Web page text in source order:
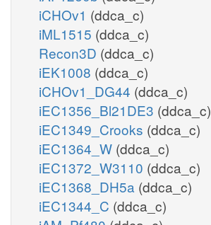
iCHOv1 (ddca_c)
iML1515 (ddca_c)
Recon3D (ddca_c)
iEK1008 (ddca_c)
iCHOv1_DG44 (ddca_c)
iEC1356_Bl21DE3 (ddca_c)
iEC1349_Crooks (ddca_c)
iEC1364_W (ddca_c)
iEC1372_W3110 (ddca_c)
iEC1368_DH5a (ddca_c)
iEC1344_C (ddca_c)